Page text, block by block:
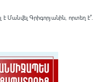
Գրիգորյանին, որտեղ է՞․